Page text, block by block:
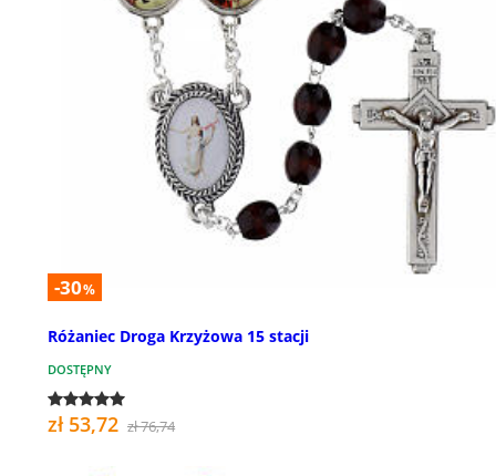
-30%
Różaniec Droga Krzyżowa 15 stacji
DOSTĘPNY
zł 53,72 zł 76,74